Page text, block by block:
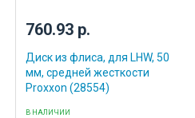
760.93 р.
Диск из флиса, для LHW, 50
мм, средней жесткости
Proxxon (28554)
В НАЛИЧИИ